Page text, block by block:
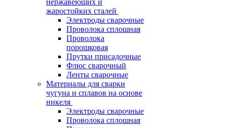
нержавеющих и
жаростойких сталей
Электроды сварочные
Проволока сплошная
Проволока
порошковая
Прутки присадочные
Флюс сварочный
Ленты сварочные
Материалы для сварки
чугуна и сплавов на основе
никеля
Электроды сварочные
Проволока сплошная